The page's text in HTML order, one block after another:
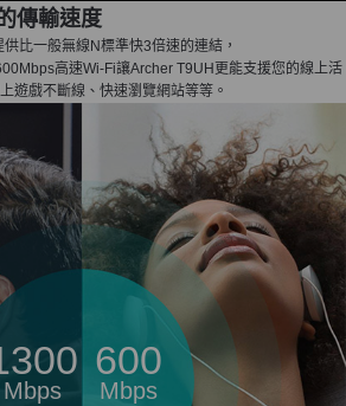
傳輸速度
比一般無線N標準快3倍速的連結，
高速Wi-Fi讓Archer T9UH更能支援您的線上活
遊戲不斷線、快速瀏覽網站等等。
Mbps
600
Mbps